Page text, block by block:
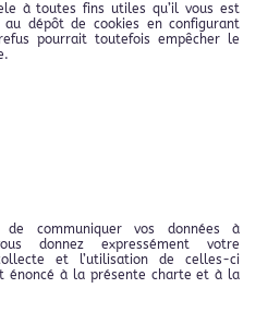
à toutes fins utiles qu’il vous est
au dépôt de cookies en configurant
pourrait toutefois empêcher le
de communiquer vos données à
donnez expressément votre
et l’utilisation de celles-ci
énoncé à la présente charte et à la